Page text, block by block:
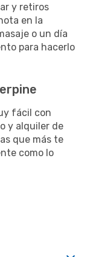
y retiros
en la
o un día
para hacerlo
fácil con
y alquiler de
que más te
como lo